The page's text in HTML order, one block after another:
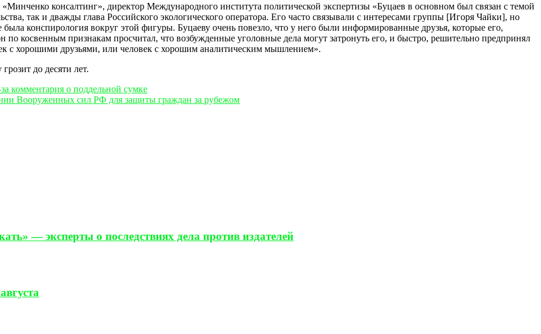
консалтинг», директор Международного института политической экспертизы «Буцаев в основном был связан с темой
так и дважды глава Российского экологического оператора. Его часто связывали с интересами группы [Игоря Чайки], но
была конспирология вокруг этой фигуры. Буцаеву очень повезло, что у него были информированные друзья, которые его,
косвенным признакам просчитал, что возбужденные уголовные дела могут затронуть его, и быстро, решительно предпринял
с хорошими друзьями, или человек с хорошим аналитическим мышлением».
до десяти лет.
комментария о поддельной сумке
Вооруженных сил РФ для защиты граждан за рубежом
— эксперты о последствиях дела против издателей